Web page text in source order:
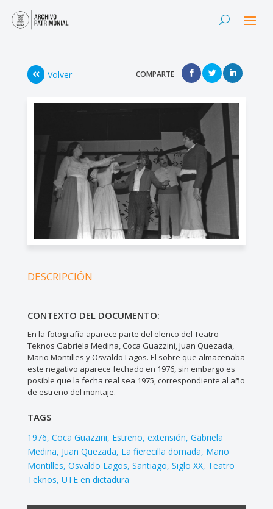
Volver COMPARTE
DESCRIPCIÓN
CONTEXTO DEL DOCUMENTO:
En la fotografía aparece parte del elenco del Teatro
Teknos Gabriela Medina, Coca Guazzini, Juan Quezada,
Mario Montilles y Osvaldo Lagos. El sobre que almacenaba
este negativo aparece fechado en 1976, sin embargo es
posible que la fecha real sea 1975, correspondiente al año
de estreno del montaje.
TAGS
1976 Coca Guazzini Estreno extensión Gabriela
Medina Juan Quezada La fierecilla domada Mario
Montilles Osvaldo Lagos Santiago Siglo XX Teatro
Teknos UTE en dictadura